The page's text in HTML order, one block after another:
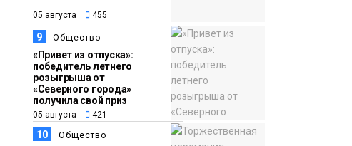
05 августа 455
9 Общество
«Привет из отпуска»:
победитель летнего
розыгрыша от
«Северного города»
получила свой приз
05 августа 421
10 Общество